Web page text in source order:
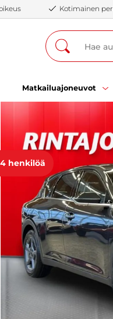
Kotimainen
Matkailuajoneuvot
henkilöä